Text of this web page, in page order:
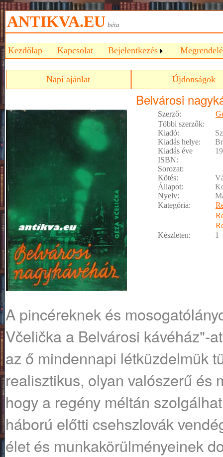
ANTIKVA.EU béta
Kezdőlap Kapcsolat Bejelentkezés
Napi ajánlat Újdonságok
Belvárosi
Szerző:
Többi szerzők:
Kiadó:
Kiadás helye:
Kiadás éve
ISBN:
Sorozat:
Kötés:
Állapot:
Nyelv:
Kategória:
Készleten:
1
A pincéreknek és
Včelička a Belvárosi kávéház"-
az ő mindennapi létküzdelmük
realisztikus, olyan valószerű és
hogy a regény méltán
háború előtti csehszlovák
élet és munkakörülményeinek